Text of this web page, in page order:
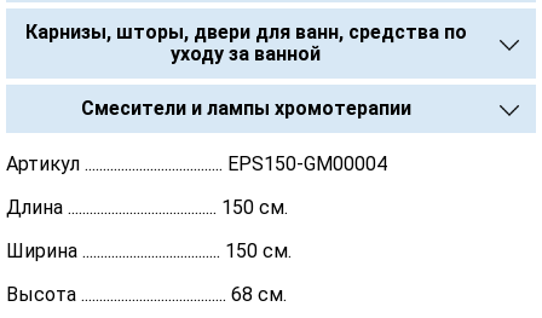
Карнизы, шторы, двери для ванн, средства по
уходу за ванной
Смесители и лампы хромотерапии
Артикул ...................................... EPS150-GM00004
Длина ......................................... 150 см.
Ширина ...................................... 150 см.
Высота ........................................ 68 см.